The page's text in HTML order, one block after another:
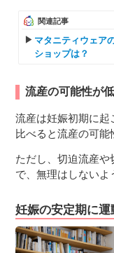
関連記事
マタニティウェア
ショップは？
流産の可能性が
流産は妊娠初期に起
比べると流産の可能
ただし、切迫流産
で、無理はしないよ
妊娠の安定期に運